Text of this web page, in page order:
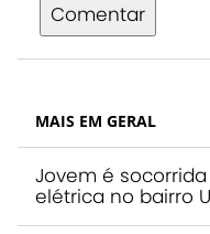
Comentar
MAIS EM GERAL
Jovem é
elétrica no bairro